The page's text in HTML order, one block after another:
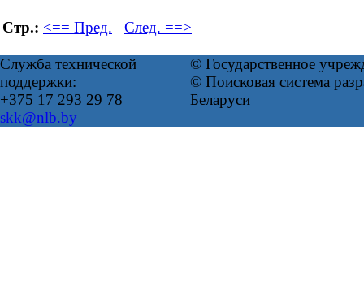
Стр.: <== Пред. След. ==>
Служба технической
поддержки:
+375 17 293 29 78
skk@nlb.by
© Государственное
© Поисковая система
Беларуси